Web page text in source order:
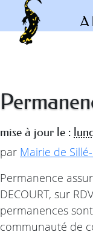
A
mise à jour le :
par Mairie de
Permanence
DECOURT, sur
permanences
communauté de